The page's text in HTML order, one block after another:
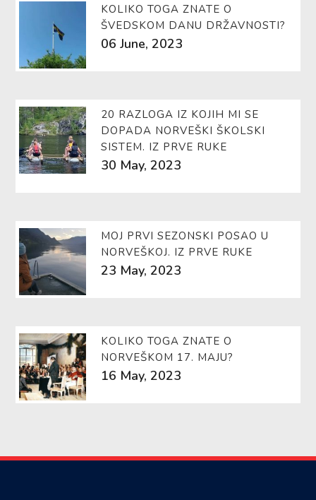
KOLIKO TOGA ZNATE O
ŠVEDSKOM DANU DRŽAVNOSTI?
06 June, 2023
20 RAZLOGA IZ KOJIH MI SE
DOPADA NORVEŠKI ŠKOLSKI
SISTEM. IZ PRVE RUKE
30 May, 2023
MOJ PRVI SEZONSKI POSAO U
NORVEŠKOJ. IZ PRVE RUKE
23 May, 2023
KOLIKO TOGA ZNATE O
NORVEŠKOM 17. MAJU?
16 May, 2023